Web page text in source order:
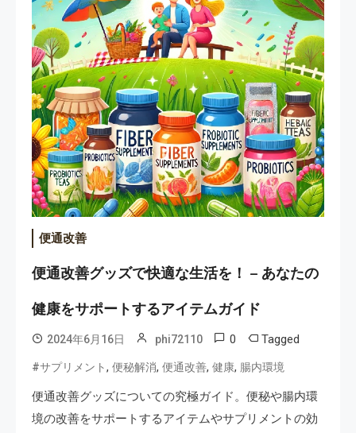
便通改善
便通改善グッズで快適な生活を！ – あなたの
健康をサポートするアイテムガイド
2024年6月16日 phi72110 0 Tagged
#サプリメント, 便秘解消, 便通改善, 健康, 腸内環境
便通改善グッズについての究極ガイド。便秘や腸内環
境の改善をサポートするアイテムやサプリメントの効